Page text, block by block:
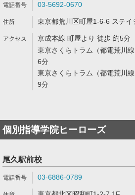
03-5692-0670
東京都荒川区町屋1-6-6 ステイ
京成本線 町屋より 徒歩 約5分
東京さくらトラム（都電荒川
6分
東京さくらトラム（都電荒川
9分
個別指導学院ヒーローズ
尾久駅前校
03-6886-0789